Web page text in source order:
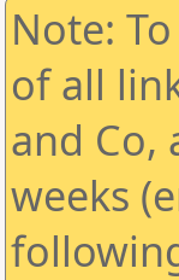
Note:
of all
and Co,
weeks